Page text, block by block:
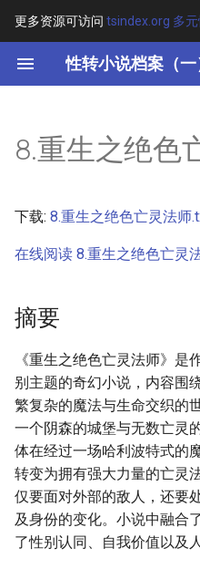
更多资源可访问 tsindex.org 多
性转小说档案（一
键
开
搜
索
其他信息 [Processed Page
8.重生之绝色
下载: 8.重生之绝色亡灵法师
在线阅读 8.重生之绝色亡灵
摘要
《重生之绝色亡灵法师》是
别主题的奇幻小说，内容围
繁复杂的魔法与生命交织的
一个阴森的城堡与无数亡灵
体在经过一场哈利波特式的
转变为拥有强大力量的亡灵
仅要面对外部的敌人，还要
及身份的变化。小说中融合
了性别认同、自我价值以及